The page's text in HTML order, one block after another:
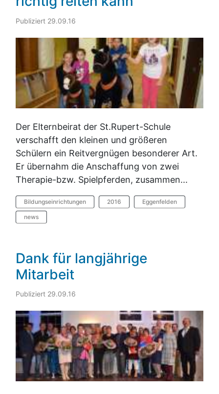
Publiziert 29.09.16
Der Elternbeirat der St.Rupert-Schule
verschafft den kleinen und größeren
Schülern ein Reitvergnügen besonderer Art.
Er übernahm die Anschaffung von zwei
Therapie-bzw. Spielpferden, zusammen...
Bildungseinrichtungen 2016 Eggenfelden
news
Dank für langjährige
Mitarbeit
Publiziert 29.09.16